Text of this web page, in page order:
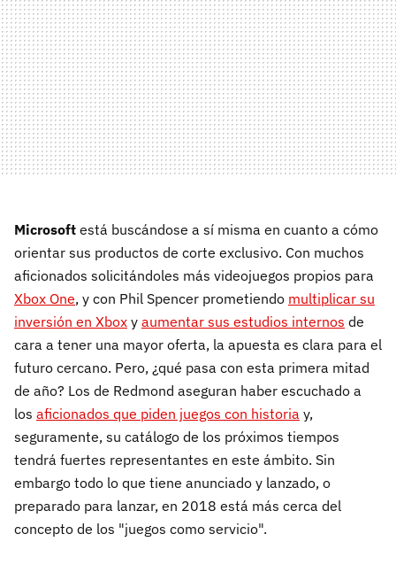
Microsoft está buscándose a sí misma en cuanto a cómo
orientar sus productos de corte exclusivo. Con muchos
aficionados solicitándoles más videojuegos propios para
Xbox One, y con Phil Spencer prometiendo multiplicar su
inversión en Xbox y aumentar sus estudios internos de
cara a tener una mayor oferta, la apuesta es clara para el
futuro cercano. Pero, ¿qué pasa con esta primera mitad
de año? Los de Redmond aseguran haber escuchado a
los aficionados que piden juegos con historia y,
seguramente, su catálogo de los próximos tiempos
tendrá fuertes representantes en este ámbito. Sin
embargo todo lo que tiene anunciado y lanzado, o
preparado para lanzar, en 2018 está más cerca del
concepto de los "juegos como servicio".